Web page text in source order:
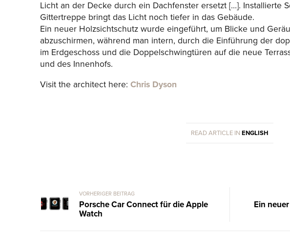
Licht an der Decke durch ein Dachfenster ersetzt […]. Installierte
Gittertreppe bringt das Licht noch tiefer in das Gebäude.
Ein neuer Holzsichtschutz wurde eingeführt, um Blicke und
abzuschirmen, während man intern, durch die Einführung der
im Erdgeschoss und die Doppelschwingtüren auf die neue
und des Innenhofs.
Visit the architect here: Chris Dyson
READ ARTICLE IN ENGLISH
VORHERIGER BEITRAG
Porsche Car Connect für die Apple
Watch
Ein